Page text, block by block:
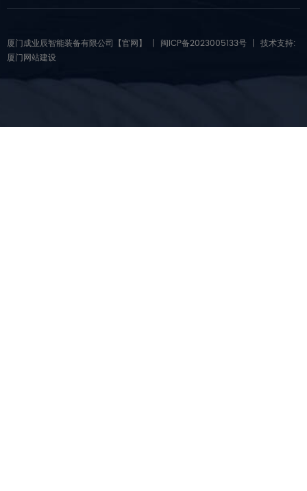
厦门成业辰智能装备有限公司【官网】 丨 闽ICP备2023005133号 丨 技术支持:
厦门网站建设